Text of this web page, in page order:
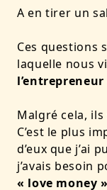
A en tirer un
Ces questions
laquelle nous
Malgré cela,
C’est le plus
d’eux que j’ai
j’avais besoin
« love money